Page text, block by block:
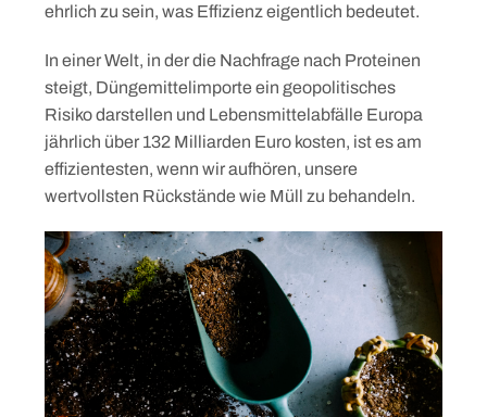
ehrlich zu sein, was Effizienz eigentlich bedeutet.
In einer Welt, in der die Nachfrage nach Proteinen
steigt, Düngemittelimporte ein geopolitisches
Risiko darstellen und Lebensmittelabfälle Europa
jährlich über 132 Milliarden Euro kosten, ist es am
effizientesten, wenn wir aufhören, unsere
wertvollsten Rückstände wie Müll zu behandeln.